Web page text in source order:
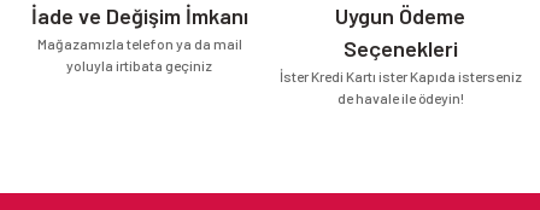
İade ve Değişim İmkanı
Mağazamızla telefon ya da mail
yoluyla irtibata geçiniz
Uygun Ödeme
Seçenekleri
İster Kredi Kartı ister Kapıda isterseniz
de havale ile ödeyin!